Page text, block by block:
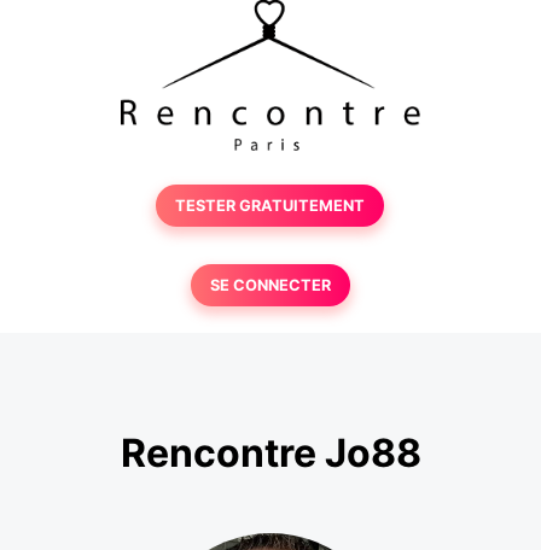
TESTER GRATUITEMENT
SE CONNECTER
Rencontre Jo88